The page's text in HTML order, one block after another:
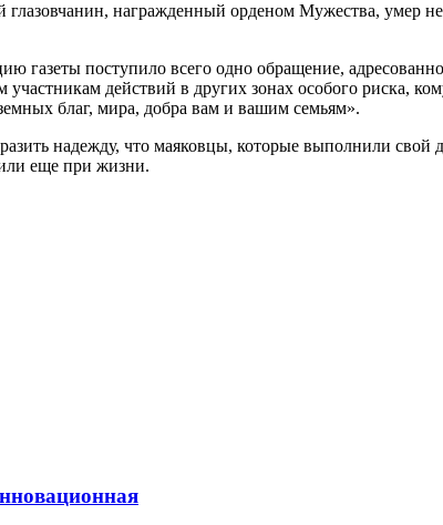
награжденный орденом Мужества, умер
газеты поступило всего одно обращение,
действий в других зонах особого риска,
благ, мира, добра вам и вашим семьям».
надежду, что маяковцы, которые выполнили
еще при жизни.